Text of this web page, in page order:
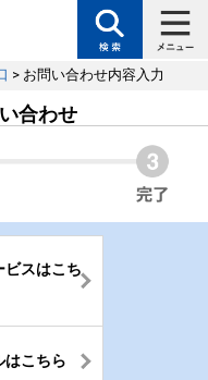
> お問い合わせ内容入力
合わせ
ビスはこち
はこちら